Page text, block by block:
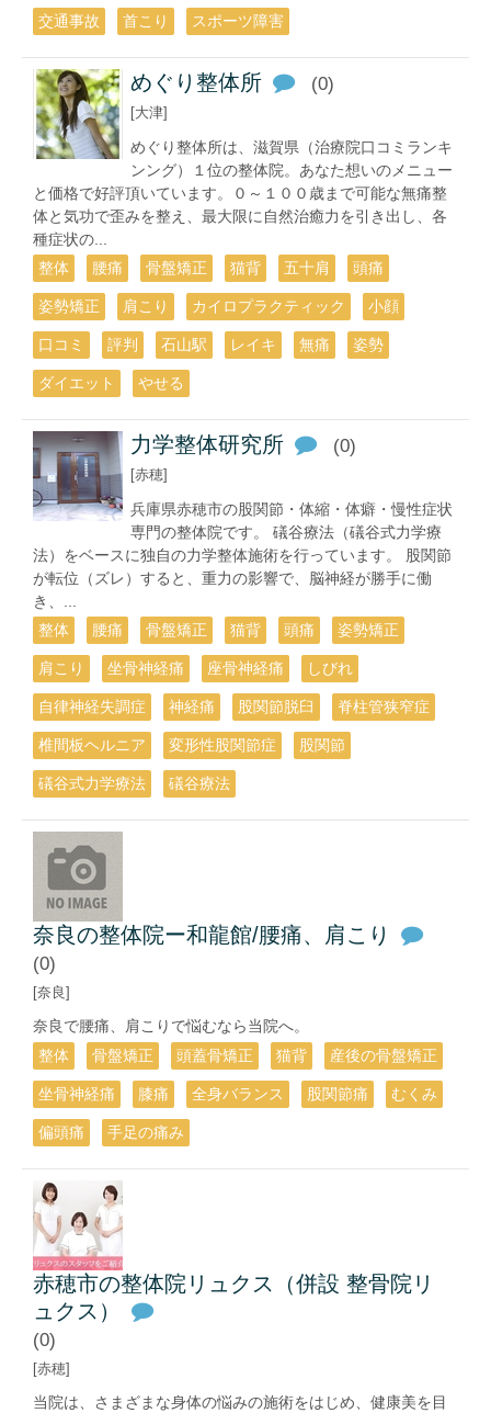
交通事故 首こり スポーツ障害
めぐり整体所 (0)
[大津]
めぐり整体所は、滋賀県（治療院口コミランキ
ンング）１位の整体院。あなた想いのメニュー
と価格で好評頂いています。０～１００歳まで可能な無痛整
体と気功で歪みを整え、最大限に自然治癒力を引き出し、各
種症状の...
整体
腰痛 骨盤矯正 猫背 五十肩 頭痛
姿勢矯正 肩こり カイロプラクティック 小顔
口コミ 評判 石山駅 レイキ 無痛 姿勢
ダイエット やせる
力学整体研究所 (0)
[赤穂]
兵庫県赤穂市の股関節・体縮・体癖・慢性症状
専門の整体院です。 礒谷療法（礒谷式力学療
法）をベースに独自の力学整体施術を行っています。 股関節
が転位（ズレ）すると、重力の影響で、脳神経が勝手に働
き、...
整体
腰痛 骨盤矯正 猫背 頭痛 姿勢矯正
肩こり 坐骨神経痛 座骨神経痛 しびれ
自律神経失調症 神経痛 股関節脱臼 脊柱管狭窄症
椎間板ヘルニア 変形性股関節症 股関節
礒谷式力学療法 礒谷療法
奈良の整体院ー和龍館/腰痛、肩こり
(0)
[奈良]
奈良で腰痛、肩こりで悩むなら当院へ。
整体
骨盤矯正 頭蓋骨矯正 猫背 産後の骨盤矯正
坐骨神経痛 膝痛 全身バランス 股関節痛 むくみ
偏頭痛 手足の痛み
赤穂市の整体院リュクス（併設 整骨院リ
ュクス）
(0)
[赤穂]
当院は、さまざまな身体の悩みの施術をはじめ、健康美を目